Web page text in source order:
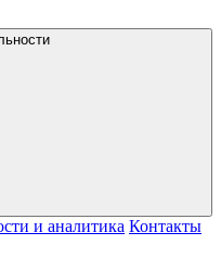
и аналитика Контакты